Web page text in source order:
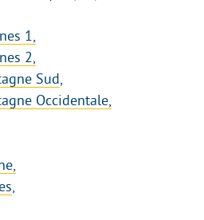
1,
2,
Sud
Occidentale,